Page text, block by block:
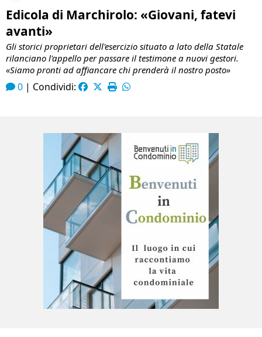
Edicola di Marchirolo: «Giovani, fatevi
avanti»
Gli storici proprietari dell'esercizio situato a lato della Statale
rilanciano l'appello per passare il testimone a nuovi gestori.
«Siamo pronti ad affiancare chi prenderà il nostro posto»
0 | Condividi: